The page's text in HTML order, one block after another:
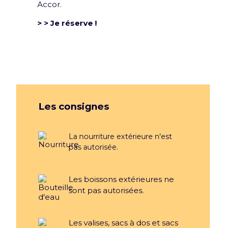
Accor.
> > Je réserve !
Les consignes
La nourriture extérieure n'est
pas autorisée.
Les boissons extérieures ne
sont pas autorisées.
Les valises, sacs à dos et sacs